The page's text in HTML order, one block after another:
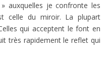
auxquelles je confronte les
celle du miroir. La plupart
qui acceptent le font en
très rapidement le reflet qui